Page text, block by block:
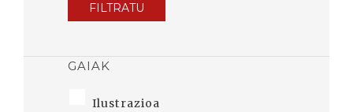
FILTRATU
GAIAK
Ilustrazioa